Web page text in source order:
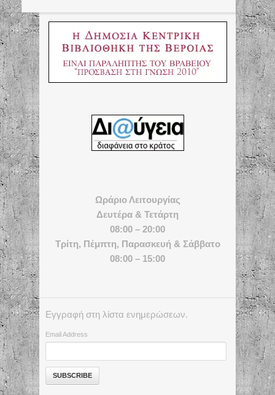
Ωράριο Λειτουργίας
Δευτέρα & Τετάρτη
08:00 – 20:00
Τρίτη, Πέμπτη, Παρασκευή & Σάββατο
08:00 – 15:00
Εγγραφή στη λίστα ενημερώσεων.
Email Address